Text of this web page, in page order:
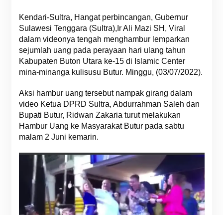
Kendari-Sultra, Hangat perbincangan, Gubernur
Sulawesi Tenggara (Sultra),Ir Ali Mazi SH, Viral
dalam videonya tengah menghambur lemparkan
sejumlah uang pada perayaan hari ulang tahun
Kabupaten Buton Utara ke-15 di Islamic Center
mina-minanga kulisusu Butur. Minggu, (03/07/2022).
Aksi hambur uang tersebut nampak girang dalam
video Ketua DPRD Sultra, Abdurrahman Saleh dan
Bupati Butur, Ridwan Zakaria turut melakukan
Hambur Uang ke Masyarakat Butur pada sabtu
malam 2 Juni kemarin.